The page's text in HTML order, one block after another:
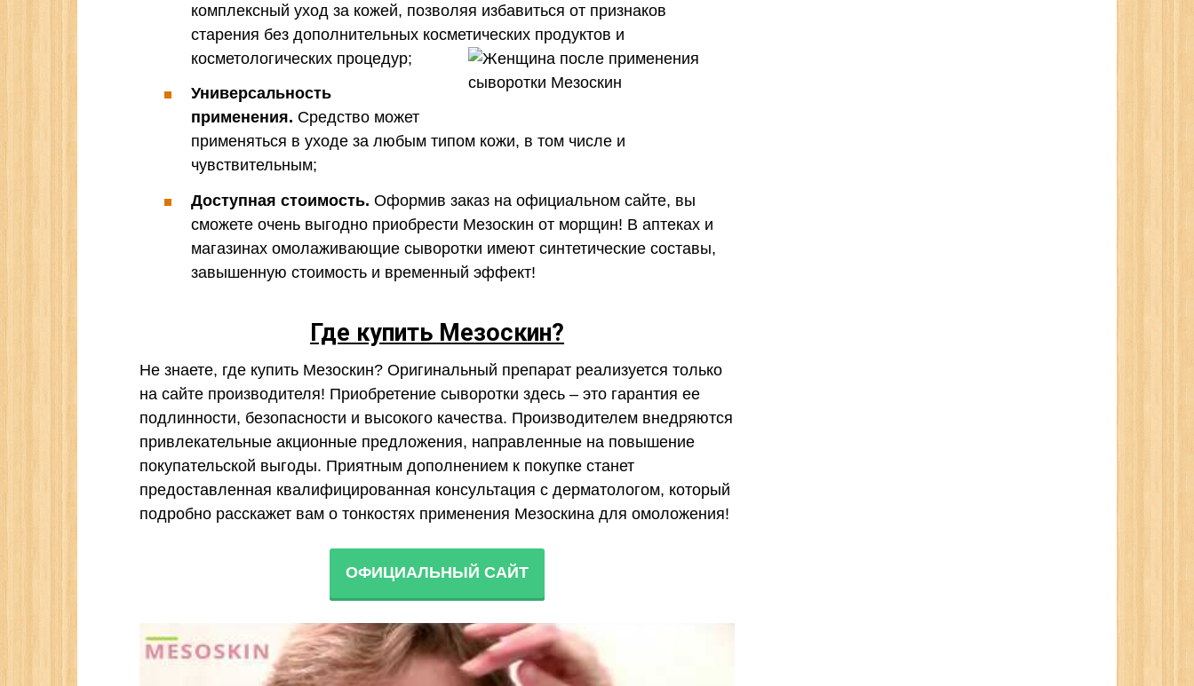
комплексный уход за кожей, позволяя избавиться от признаков
старения без дополнительных косметических продуктов и
косметологических процедур;
Универсальность
применения. Средство может
применяться в уходе за любым типом кожи, в том числе и
чувствительным;
Доступная стоимость. Оформив заказ на официальном сайте, вы
сможете очень выгодно приобрести Мезоскин от морщин! В аптеках и
магазинах омолаживающие сыворотки имеют синтетические составы,
завышенную стоимость и временный эффект!
Где купить Мезоскин?
Не знаете, где купить Мезоскин? Оригинальный препарат реализуется только
на сайте производителя! Приобретение сыворотки здесь – это гарантия ее
подлинности, безопасности и высокого качества. Производителем внедряются
привлекательные акционные предложения, направленные на повышение
покупательской выгоды. Приятным дополнением к покупке станет
предоставленная квалифицированная консультация с дерматологом, который
подробно расскажет вам о тонкостях применения Мезоскина для омоложения!
ОФИЦИАЛЬНЫЙ САЙТ